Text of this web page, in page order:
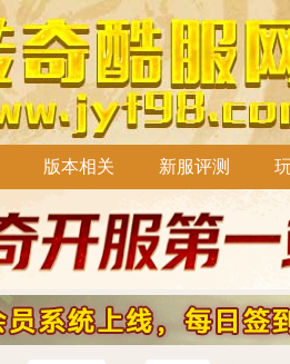
版本相关 新服评测